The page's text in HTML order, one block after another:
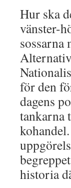
Hur ska
vänster-
för den
dagens
tankarna
historia